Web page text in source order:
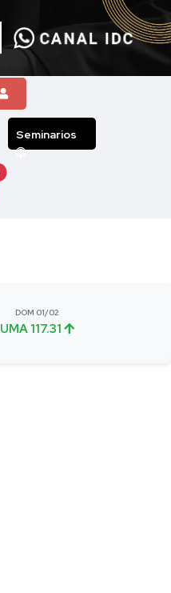
Seminarios
DOM 01/02
UMA 117.31